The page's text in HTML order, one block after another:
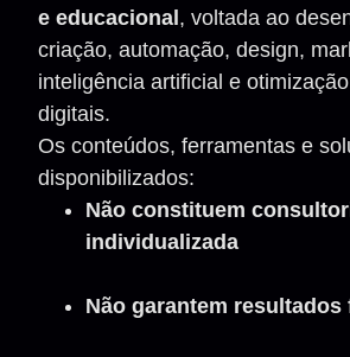
e educacional , voltada ao
criação, automação, design,
inteligência artificial e
digitais.
Os conteúdos, ferramentas e
disponibilizados:
Não constituem
individualizada
Não garantem